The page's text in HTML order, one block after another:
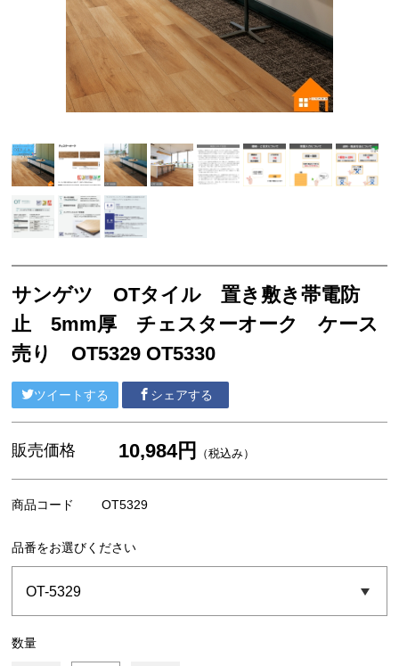
サンゲツ リフォルタ
東リ ピタフィー
東リ LAYフローリング
塩ビシート
ベルビアン
リアテック
クッションフロア
襖引き手
ソフト巾木
サンゲツ
中川ケミカル
フォグラス
サンゲツ OTタイル 置き敷き帯電防
止 5mm厚 チェスターオーク ケース
売り OT5329 OT5330
ツイートする シェアする
販売価格 10,984円 （税込み）
商品コード OT5329
品番をお選びください
数量